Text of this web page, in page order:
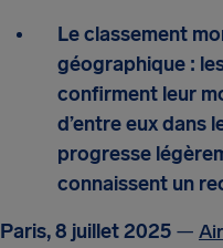
Le classement
géographique :
confirment leur
d’entre eux dans
progresse
connaissent un
Paris, 8 juillet 2025 —